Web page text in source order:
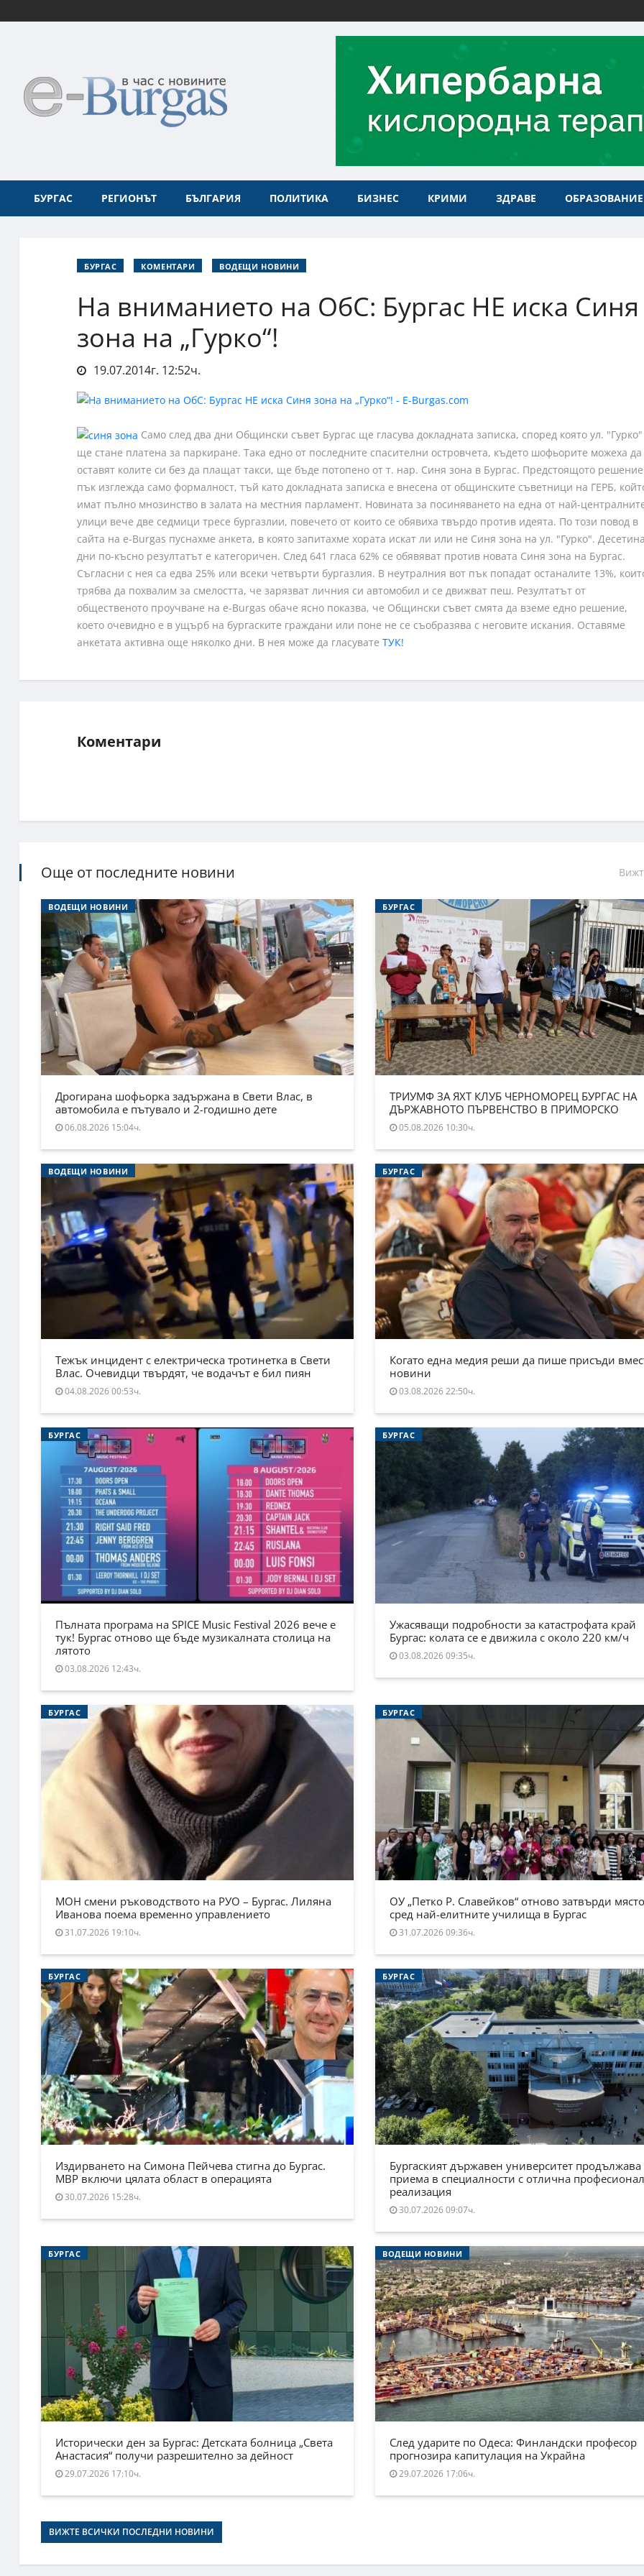
БУРГАС РЕГИОНЪТ БЪЛГАРИЯ ПОЛИТИКА БИЗНЕС КРИМИ ЗДРАВЕ ОБРАЗОВАНИЕ
БУРГАС КОМЕНТАРИ ВОДЕЩИ НОВИНИ
На вниманието на ОбС: Бургас НЕ иска Синя
зона на „Гурко“!
19.07.2014г. 12:52ч.
Само след два дни Общински съвет Бургас ще гласува докладната записка, според която ул. "Гурко"
ще стане платена за паркиране. Така едно от последните спасителни островчета, където шофьорите можеха да
оставят колите си без да плащат такси, ще бъде потопено от т. нар. Синя зона в Бургас. Предстоящото решение
пък изглежда само формалност, тъй като докладната записка е внесена от общинските съветници на ГЕРБ,
имат пълно мнозинство в залата на местния парламент. Новината за посиняването на една от най-
улици вече две седмици тресе бургазлии, повечето от които се обявиха твърдо против идеята. По този повод в
сайта на e-Burgas пуснахме анкета, в която запитахме хората искат ли или не Синя зона на ул. "Гурко".
дни по-късно резултатът е категоричен. След 641 гласа 62% се обявяват против новата Синя зона на Бургас.
Съгласни с нея са едва 25% или всеки четвърти бургазлия. В неутралния вот пък попадат останалите 13%,
трябва да похвалим за смелостта, че зарязват личния си автомобил и се движват пеш. Резултатът от
общественото проучване на e-Burgas обаче ясно показва, че Общински съвет смята да вземе едно решение,
което очевидно е в ущърб на бургаските граждани или поне не се съобразява с неговите искания. Оставяме
анкетата активна още няколко дни. В нея може да гласувате ТУК!
Коментари
Още от последните новини
ВОДЕЩИ НОВИНИ
Дрогирана шофьорка задържана в Свети Влас, в
автомобила е пътувало и 2-годишно дете
06.08.2026 15:04ч.
БУРГАС
ТРИУМФ ЗА ЯХТ КЛУБ ЧЕРНОМОРЕЦ БУРГАС НА
ДЪРЖАВНОТО ПЪРВЕНСТВО В ПРИМОРСКО
05.08.2026 10:30ч.
ВОДЕЩИ НОВИНИ
Тежък инцидент с електрическа тротинетка в Свети
Влас. Очевидци твърдят, че водачът е бил пиян
04.08.2026 00:53ч.
БУРГАС
Когато една медия реши да пише присъди
новини
03.08.2026 22:50ч.
БУРГАС
Пълната програма на SPICE Music Festival 2026 вече е
тук! Бургас отново ще бъде музикалната столица на
лятото
03.08.2026 12:43ч.
БУРГАС
Ужасяващи подробности за катастрофата край
Бургас: колата се е движила с около 220 км/ч
03.08.2026 09:35ч.
БУРГАС
МОН смени ръководството на РУО – Бургас. Лиляна
Иванова поема временно управлението
31.07.2026 19:10ч.
БУРГАС
ОУ „Петко Р. Славейков“ отново затвърди
сред най-елитните училища в Бургас
31.07.2026 09:36ч.
БУРГАС
Издирването на Симона Пейчева стигна до Бургас.
МВР включи цялата област в операцията
30.07.2026 15:28ч.
БУРГАС
Бургаският държавен университет продължава
приема в специалности с отлична
реализация
30.07.2026 09:07ч.
БУРГАС
Исторически ден за Бургас: Детската болница „Света
Анастасия“ получи разрешително за дейност
29.07.2026 17:10ч.
ВОДЕЩИ НОВИНИ
След ударите по Одеса: Финландски професор
прогнозира капитулация на Украйна
29.07.2026 17:06ч.
ВИЖТЕ ВСИЧКИ ПОСЛЕДНИ НОВИНИ